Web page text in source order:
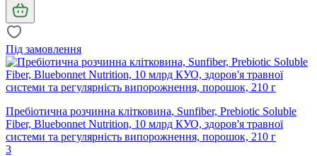
Під замовлення
Пребіотична розчинна клітковина, Sunfiber, Prebiotic Soluble
Fiber, Bluebonnet Nutrition, 10 млрд КУО, здоров'я травної
системи та регулярність випорожнення, порошок, 210 г
3